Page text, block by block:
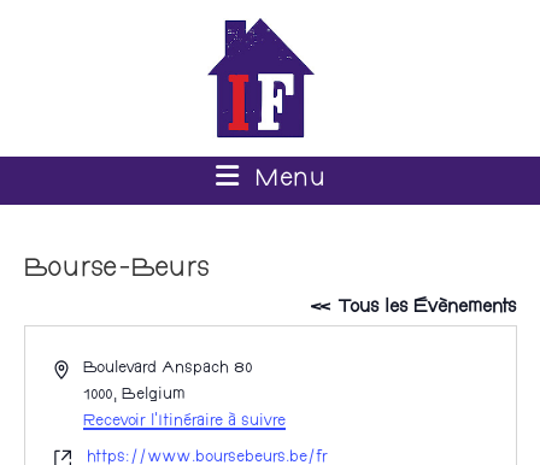
Menu
Bourse-Beurs
« Tous les Évènements
A
e
Boulevard Anspach 80
1000 , Belgium
Recevoir l’Itinéraire à suivre
S https://www.boursebeurs.be/fr